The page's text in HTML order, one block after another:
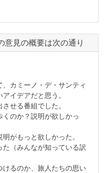
意見の概要は次の通り
カミーノ・デ・サンティ
イデアだと思う。
せる番組でした。
のか？説明が欲しかっ
がもっと欲しかった。
（みんなが知っている訳
けるのか、旅人たちの思い